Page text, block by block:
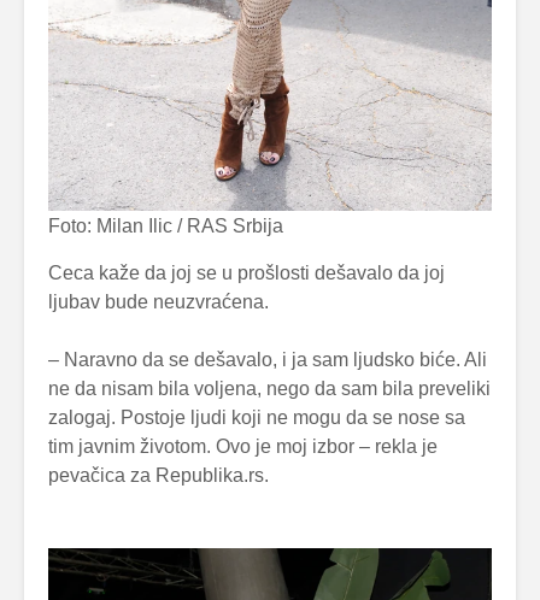
Foto: Milan Ilic / RAS Srbija
Ceca kaže da joj se u prošlosti dešavalo da joj
ljubav bude neuzvraćena.
– Naravno da se dešavalo, i ja sam ljudsko biće. Ali
ne da nisam bila voljena, nego da sam bila preveliki
zalogaj. Postoje ljudi koji ne mogu da se nose sa
tim javnim životom. Ovo je moj izbor – rekla je
pevačica za Republika.rs.